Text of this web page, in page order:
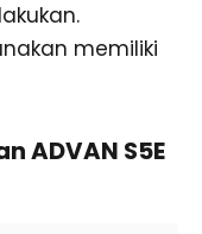
memiliki
ADVAN S5E